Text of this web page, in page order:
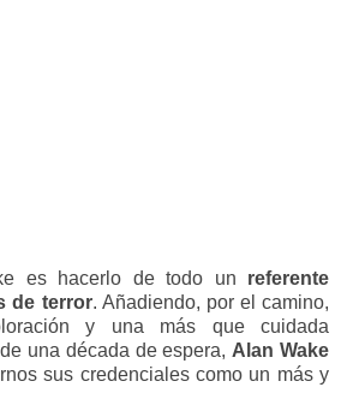
es hacerlo de todo un referente
de terror. Añadiendo, por el camino,
y una más que cuidada
una década de espera,Alan Wake
sus credenciales como un más y